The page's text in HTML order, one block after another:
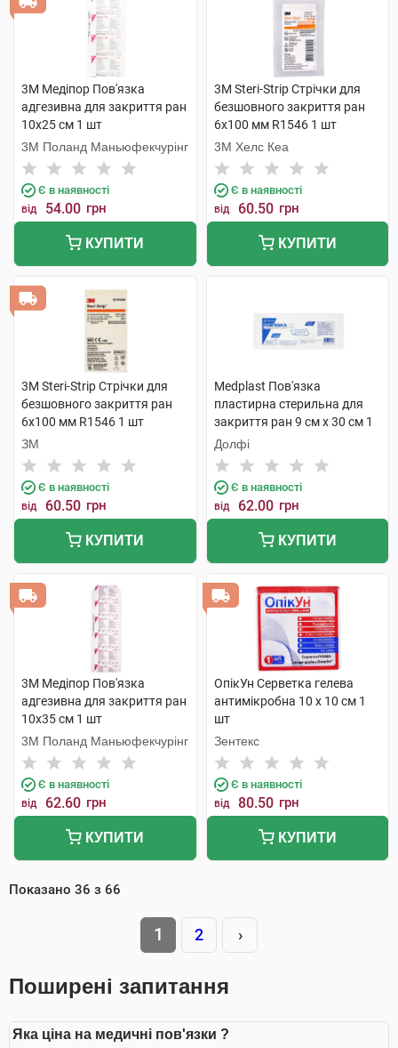
3M Медіпор Пов'язка
адгезивна для закриття ран
10х25 см 1 шт
3M Поланд Маньюфекчурінг
Є в наявності
від 54.00 грн
КУПИТИ
3M Steri-Strip Стрічки для
безшовного закриття ран
6х100 мм R1546 1 шт
3M Хелс Кеа
Є в наявності
від 60.50 грн
КУПИТИ
3M Steri-Strip Стрічки для
безшовного закриття ран
6х100 мм R1546 1 шт
ЗМ
Є в наявності
від 60.50 грн
КУПИТИ
Medplast Пов'язка
пластирна стерильна для
закриття ран 9 см х 30 см 1
шт
Долфі
Є в наявності
від 62.00 грн
КУПИТИ
3M Медіпор Пов'язка
адгезивна для закриття ран
10х35 см 1 шт
3M Поланд Маньюфекчурінг
Є в наявності
від 62.60 грн
КУПИТИ
ОпікУн Серветка гелева
антимікробна 10 x 10 см 1
шт
Зентекс
Є в наявності
від 80.50 грн
КУПИТИ
Показано 36 з 66
1 2 ›
Поширені запитання
Яка ціна на медичні пов'язки ?